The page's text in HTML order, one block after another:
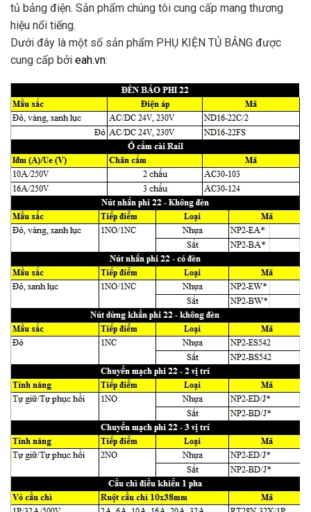
tủ bảng điện. Sản phẩm chúng tôi cung cấp mang thương
hiệu nổi tiếng.
Dưới đây là một số sản phẩm PHỤ KIỆN TỦ BẢNG được
cung cấp bởi eah.vn: